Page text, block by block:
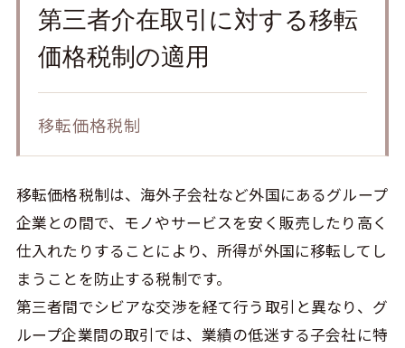
第三者介在取引に対する移転
価格税制の適用
移転価格税制
移転価格税制は、海外子会社など外国にあるグループ
企業との間で、モノやサービスを安く販売したり高く
仕入れたりすることにより、所得が外国に移転してし
まうことを防止する税制です。
第三者間でシビアな交渉を経て行う取引と異なり、グ
ループ企業間の取引では、業績の低迷する子会社に特